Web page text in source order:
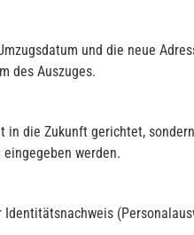
und die neue
des Auszuges.
in die Zukunft gerichtet,
werden.